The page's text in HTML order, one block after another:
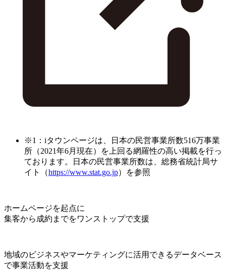
※1：iタウンページは、日本の民営事業所数516万事業
所（2021年6月現在）を上回る網羅性の高い掲載を行っ
ております。日本の民営事業所数は、総務省統計局サ
イト（https://www.stat.go.jp）を参照
ホームページを起点に
集客から成約までをワンストップで支援
地域のビジネスやマーケティングに活用できるデータベース
で事業活動を支援